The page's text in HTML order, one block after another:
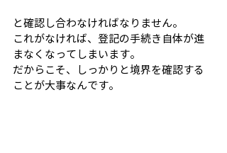
と確認し合わなければなりません。
これがなければ、登記の手続き自体が進
まなくなってしまいます。
だからこそ、しっかりと境界を確認する
ことが大事なんです。